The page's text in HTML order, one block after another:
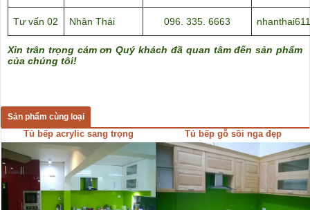
Tư vấn 02 Nhân Thái 096. 335. 6663
Xin trân trọng cám ơn Quý khách đã quan tâm đến sản phẩm
của chúng tôi!
Sản phẩm cùng loại
Tủ bếp acrylic sang trọng Tủ bếp gỗ sồi nga đẹp